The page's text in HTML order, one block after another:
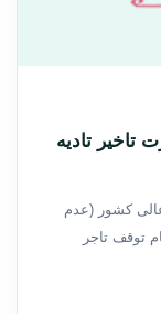
تادیه
دیوان عالی کشور (عدم
توقف تاجر